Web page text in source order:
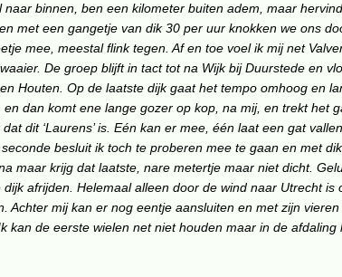
binnen, ben een kilometer buiten adem, maar
met een gangetje van dik 30 per uur knokken we ons
mee, meestal flink tegen. Af en toe voel ik mij net
De groep blijft in tact tot na Wijk bij Duurstede en
Houten. Op de laatste dijk gaat het tempo omhoog en
dan komt ene lange gozer op kop, na mij, en trekt het
dit ‘Laurens’ is. Eén kan er mee, één laat een gat
besluit ik toch te proberen mee te gaan en met
maar krijg dat laatste, nare metertje maar niet dicht.
afrijden. Helemaal alleen door de wind naar Utrecht is
Achter mij kan er nog eentje aansluiten en met zijn
kan de eerste wielen net niet houden maar in de afdaling